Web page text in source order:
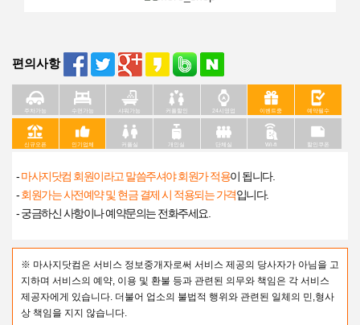
편의사항
주차가능 수면가능 샤워가능 커플할인 24시영업 이벤트중 예약필수
신규오픈 인기업체 커플실 개인실 단체실 Wi-fi 할인쿠폰
-마사지닷컴 회원이라고 말씀주셔야 회원가 적용이 됩니다.
-회원가는 사전예약 및 현금 결제 시 적용되는 가격입니다.
- 궁금하신 사항이나 예약문의는 전화주세요.
※ 마사지닷컴은 서비스 정보중개자로써 서비스 제공의 당사자가 아님을 고
지하며 서비스의 예약, 이용 및 환불 등과 관련된 의무와 책임은 각 서비스
제공자에게 있습니다. 더불어 업소의 불법적 행위와 관련된 일체의 민,형사
상 책임을 지지 않습니다.